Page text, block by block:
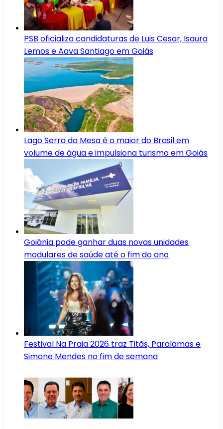
PSB oficializa candidaturas de Luis Cesar, Isaura
Lemos e Aava Santiago em Goiás
Lago Serra da Mesa é o maior do Brasil em
volume de água e impulsiona turismo em Goiás
Goiânia pode ganhar duas novas unidades
modulares de saúde até o fim do ano
Festival Na Praia 2026 traz Titãs, Paralamas e
Simone Mendes no fim de semana